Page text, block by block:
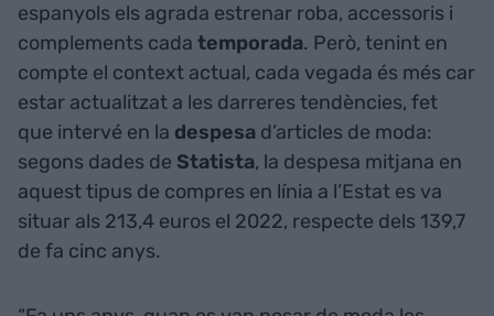
espanyols els agrada estrenar roba, accessoris i
complements cada temporada. Però, tenint en
compte el context actual, cada vegada és més car
estar actualitzat a les darreres tendències, fet
que intervé en la despesa d’articles de moda:
segons dades de Statista, la despesa mitjana en
aquest tipus de compres en línia a l’Estat es va
situar als 213,4 euros el 2022, respecte dels 139,7
de fa cinc anys.